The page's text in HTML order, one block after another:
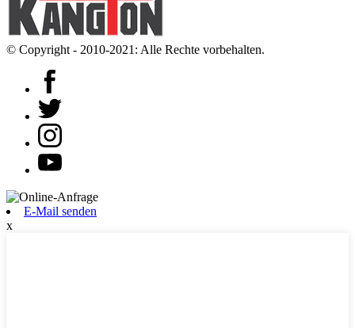
© Copyright - 2010-2021: Alle Rechte vorbehalten.
E-Mail senden
x